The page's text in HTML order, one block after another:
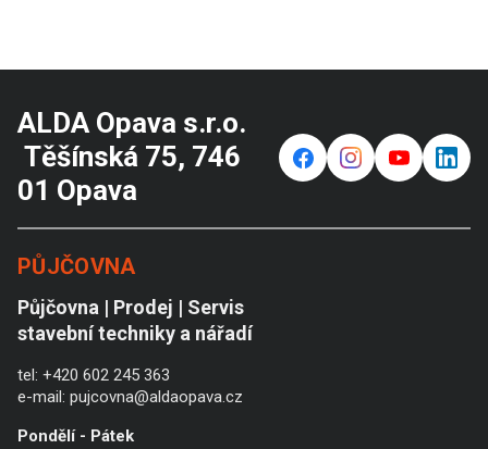
ALDA Opava s.r.o.
Těšínská 75, 746
01 Opava
f ⌁ y in
PŮJČOVNA
Půjčovna | Prodej | Servis
stavební techniky a nářadí
tel: +420 602 245 363
e-mail: pujcovna@aldaopava.cz
Pondělí - Pátek